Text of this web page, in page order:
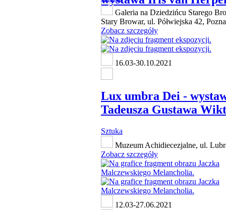
Galeria na Dziedzińcu Starego
Stary Browar, ul. Półwiejska 42,
Zobacz szczegóły
16.03-30.10.2021
Lux umbra Dei -
Tadeusza Gustawa
Sztuka
Muzeum Achidiecezjalne, ul.
Zobacz szczegóły
12.03-27.06.2021